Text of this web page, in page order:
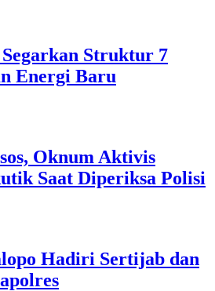
Struktur 7
Energi Baru
Oknum Aktivis
Saat Diperiksa Polisi
Hadiri Sertijab dan